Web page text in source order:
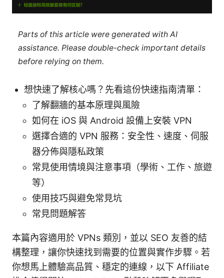
Parts of this article were generated with AI
assistance. Please double-check important details
before relying on them.
想快速了解核心嗎？先看這份快速指南清單：
了解翻牆的基本原理與風險
如何在 iOS 與 Android 設備上安裝 VPN
選擇合適的 VPN 服務：安全性、速度、伺服
器分佈與隱私政策
常見使用情境與注意事項（學術、工作、旅遊
等）
使用技巧與避免常見坑
常見問題解答
本篇內容適用於 VPNs 類別，並以 SEO 友善的結
構整理，讓你快速找到需要的位置與實作步驟。若
你想馬上體驗高品質、穩定的連線，以下 Affiliate